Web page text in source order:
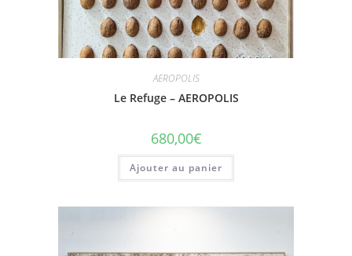
AEROPOLIS
Le Refuge – AEROPOLIS
680,00€
Ajouter au panier